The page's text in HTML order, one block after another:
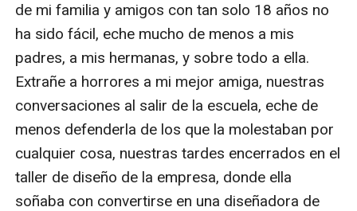
de mi familia y amigos con tan solo 18 años no
ha sido fácil, eche mucho de menos a mis
padres, a mis hermanas, y sobre todo a ella.
Extrañe a horrores a mi mejor amiga, nuestras
conversaciones al salir de la escuela, eche de
menos defenderla de los que la molestaban por
cualquier cosa, nuestras tardes encerrados en el
taller de diseño de la empresa, donde ella
soñaba con convertirse en una diseñadora de